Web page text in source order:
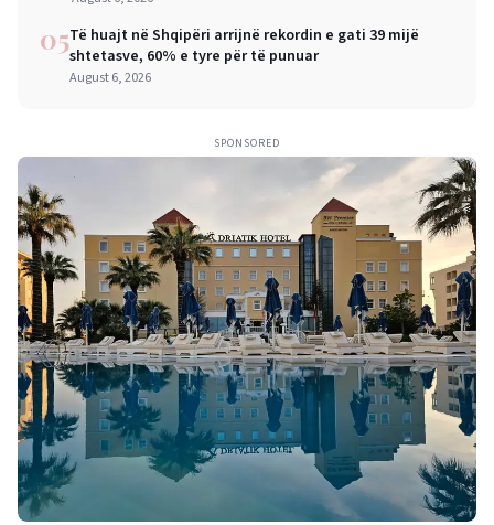
05Të huajt në Shqipëri arrijnë rekordin e gati 39 mijë
shtetasve, 60% e tyre për të punuar
August 6, 2026
SPONSORED